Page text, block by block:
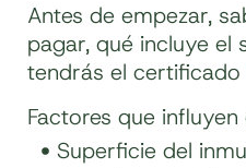
Antes de empezar,
pagar, qué incluye el
tendrás el certificado
Factores que
Superficie del